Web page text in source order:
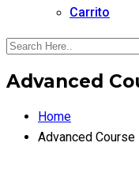
Carrito
Advanced
Home
Advanced Course